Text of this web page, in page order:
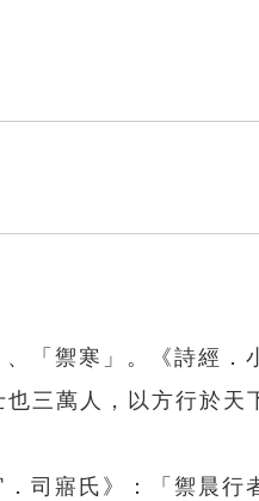
「禦寒」。《詩經．
也三萬人，以方行於
司寤氏》：「禦晨行